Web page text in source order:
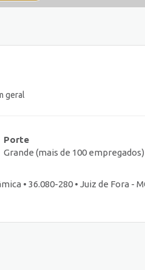
geral
Porte
Grande (mais de 100 empregados)
• 36.080-280 • Juiz de Fora -